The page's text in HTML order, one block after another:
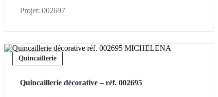
Projet: 002697
Quincaillerie
Quincaillerie décorative – réf. 002695